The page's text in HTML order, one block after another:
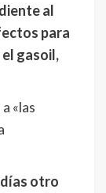
al
para
gasoil,
«las
otro